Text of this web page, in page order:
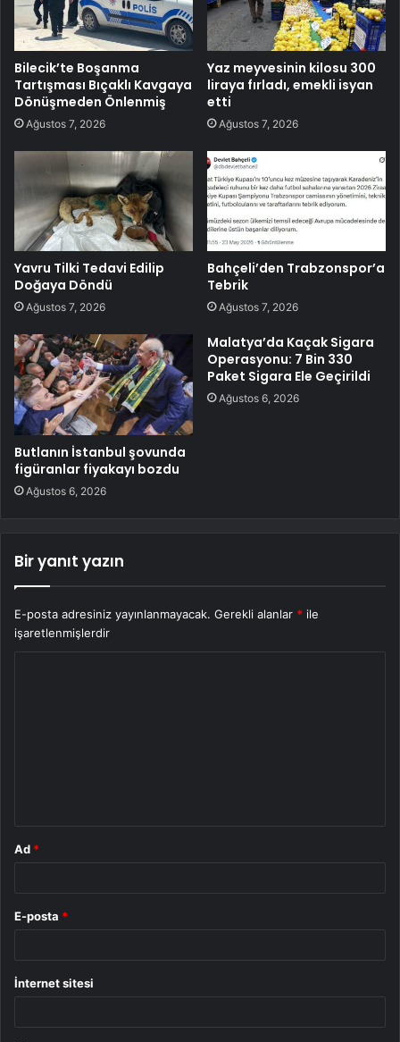
Bilecik’te Boşanma
Tartışması Bıçaklı Kavgaya
Dönüşmeden Önlenmiş
Ağustos 7, 2026
Yaz meyvesinin kilosu 300
liraya fırladı, emekli isyan
etti
Ağustos 7, 2026
Yavru Tilki Tedavi Edilip
Doğaya Döndü
Ağustos 7, 2026
Bahçeli’den Trabzonspor’a
Tebrik
Ağustos 7, 2026
Butlanın İstanbul şovunda
figüranlar fiyakayı bozdu
Ağustos 6, 2026
Malatya’da Kaçak Sigara
Operasyonu: 7 Bin 330
Paket Sigara Ele Geçirildi
Ağustos 6, 2026
Bir yanıt yazın
E-posta adresiniz yayınlanmayacak. Gerekli alanlar * ile
işaretlenmişlerdir
Ad *
E-posta *
İnternet sitesi